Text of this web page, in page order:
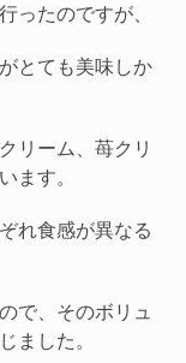
ったのですが、
とても美味しか
リーム、苺クリ
ます。
れ食感が異なる
で、そのボリュ
ました。